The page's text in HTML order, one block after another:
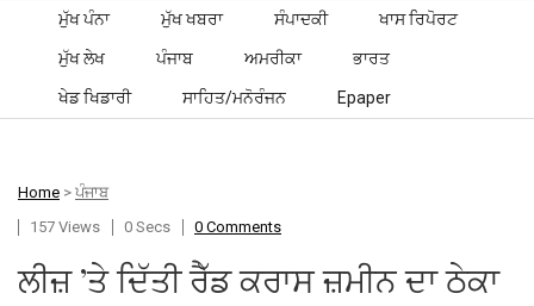
Skip to content
ਮੁੱਖ ਪੰਨਾ ਮੁੱਖ ਖਬਰਾ ਸੰਪਾਦਕੀ ਖਾਸ ਰਿਪੋਰਟ
ਮੁੱਖ ਲੇਖ ਪੰਜਾਬ ਅਮਰੀਕਾ ਭਾਰਤ
ਖੇਡ ਖਿਡਾਰੀ ਸਾਹਿਤ/ਮਨੋਰੰਜਨ Epaper
Home > ਪੰਜਾਬ
157 Views
0 Secs 0 Comments
ਲੀਜ਼ ’ਤੇ ਦਿੱਤੀ ਰੈੱਡ ਕਰਾਸ ਜ਼ਮੀਨ ਦਾ ਠੇਕਾ